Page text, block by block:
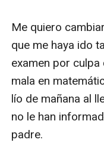
Me quiero
que me haya ido
examen por
mala en
lío de mañana al
no le han
padre.